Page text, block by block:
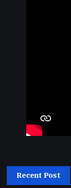
Recent Post